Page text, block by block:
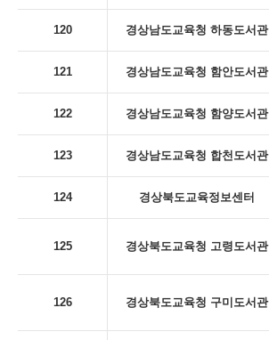
120 경상남도교육청 하동도서관
121 경상남도교육청 함안도서관
122 경상남도교육청 함양도서관
123 경상남도교육청 합천도서관
124 경상북도교육정보센터
125 경상북도교육청 고령도서관
126 경상북도교육청 구미도서관